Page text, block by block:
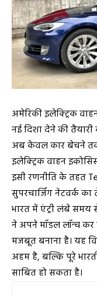
अमेरिकी इलेक्ट्रिक वाहन
नई दिशा देने की
अब केवल कार बेचने तक
इलेक्ट्रिक वाहन
इसी रणनीति के तहत
सुपरचार्जिंग नेटवर्क का
भारत में एंट्री लंबे
ने अपने मॉडल लॉन्च कर
मजबूत बनाना है। यह
अहम है, बल्कि पूरे
साबित हो सकता है।